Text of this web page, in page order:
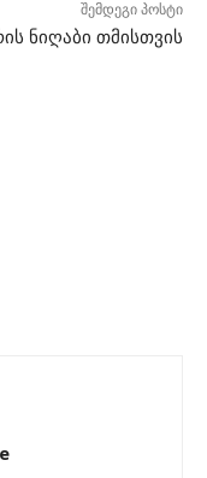
შემდეგი პოსტი
ნიღაბი თმისთვის